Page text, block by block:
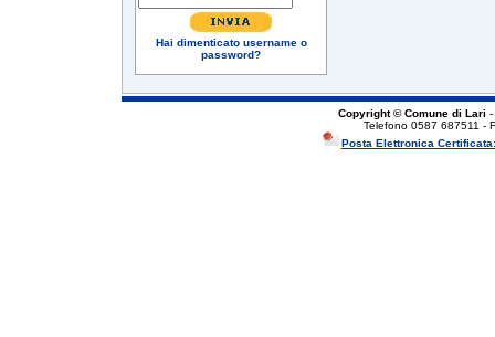
Hai dimenticato username o
password?
Copyright © Comune di Lari -
Telefono 0587 687511 -
Posta Elettronica Certificata: